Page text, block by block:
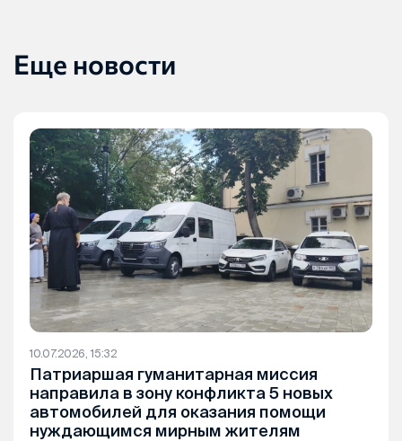
Еще новости
10.07.2026, 15:32
Патриаршая гуманитарная миссия
направила в зону конфликта 5 новых
автомобилей для оказания помощи
нуждающимся мирным жителям